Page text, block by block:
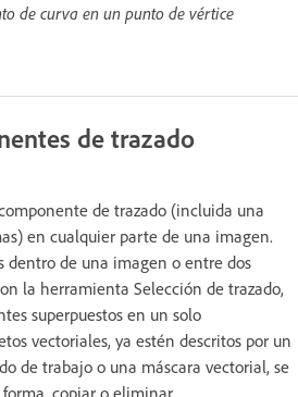
de curva en un punto de vértice
de trazado
de trazado (incluida una
en cualquier parte de una imagen.
dentro de una imagen o entre dos
la herramienta Selección de trazado,
superpuestos en un solo
vectoriales, ya estén descritos por un
de trabajo o una máscara vectorial, se
copiar o eliminar.